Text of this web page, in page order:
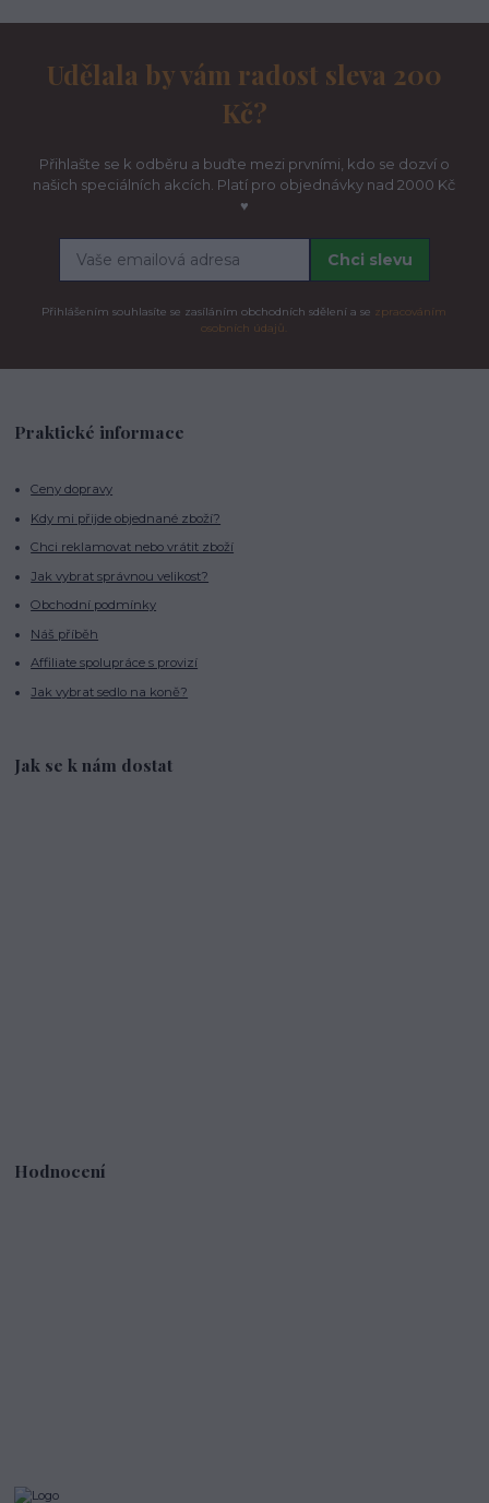
Udělala by vám radost sleva 200
Kč?
Přihlašte se k odběru a buďte mezi prvními, kdo se dozví o
našich speciálních akcích. Platí pro objednávky nad 2000 Kč
♥
Chci slevu
Přihlášením souhlasíte se zasíláním obchodních sdělení a se zpracováním
osobních údajů.
Praktické informace
Ceny dopravy
Kdy mi přijde objednané zboží?
Chci reklamovat nebo vrátit zboží
Jak vybrat správnou velikost?
Obchodní podmínky
Náš příběh
Affiliate spolupráce s provizí
Jak vybrat sedlo na koně?
Jak se k nám dostat
Hodnocení